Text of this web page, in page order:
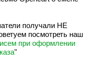
получали НЕ
посмотреть наш
при оформлении
"